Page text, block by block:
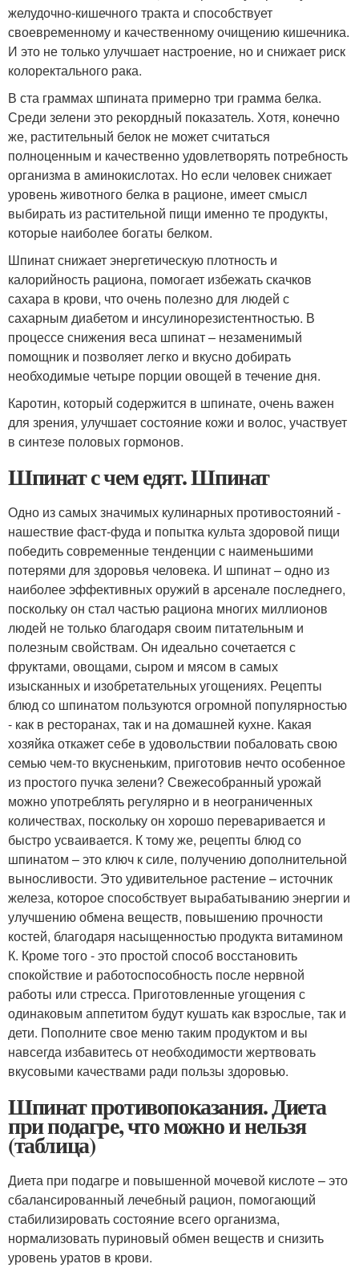
желудочно-кишечного тракта и способствует
своевременному и качественному очищению кишечника.
И это не только улучшает настроение, но и снижает риск
колоректального рака.
В ста граммах шпината примерно три грамма белка.
Среди зелени это рекордный показатель. Хотя, конечно
же, растительный белок не может считаться
полноценным и качественно удовлетворять потребность
организма в аминокислотах. Но если человек снижает
уровень животного белка в рационе, имеет смысл
выбирать из растительной пищи именно те продукты,
которые наиболее богаты белком.
Шпинат снижает энергетическую плотность и
калорийность рациона, помогает избежать скачков
сахара в крови, что очень полезно для людей с
сахарным диабетом и инсулинорезистентностью. В
процессе снижения веса шпинат – незаменимый
помощник и позволяет легко и вкусно добирать
необходимые четыре порции овощей в течение дня.
Каротин, который содержится в шпинате, очень важен
для зрения, улучшает состояние кожи и волос, участвует
в синтезе половых гормонов.
Шпинат с чем едят. Шпинат
Одно из самых значимых кулинарных противостояний -
нашествие фаст-фуда и попытка культа здоровой пищи
победить современные тенденции с наименьшими
потерями для здоровья человека. И шпинат – одно из
наиболее эффективных оружий в арсенале последнего,
поскольку он стал частью рациона многих миллионов
людей не только благодаря своим питательным и
полезным свойствам. Он идеально сочетается с
фруктами, овощами, сыром и мясом в самых
изысканных и изобретательных угощениях. Рецепты
блюд со шпинатом пользуются огромной популярностью
- как в ресторанах, так и на домашней кухне. Какая
хозяйка откажет себе в удовольствии побаловать свою
семью чем-то вкусненьким, приготовив нечто особенное
из простого пучка зелени? Свежесобранный урожай
можно употреблять регулярно и в неограниченных
количествах, поскольку он хорошо переваривается и
быстро усваивается. К тому же, рецепты блюд со
шпинатом – это ключ к силе, получению дополнительной
выносливости. Это удивительное растение – источник
железа, которое способствует вырабатыванию энергии и
улучшению обмена веществ, повышению прочности
костей, благодаря насыщенностью продукта витамином
К. Кроме того - это простой способ восстановить
спокойствие и работоспособность после нервной
работы или стресса. Приготовленные угощения с
одинаковым аппетитом будут кушать как взрослые, так и
дети. Пополните свое меню таким продуктом и вы
навсегда избавитесь от необходимости жертвовать
вкусовыми качествами ради пользы здоровью.
Шпинат противопоказания. Диета
при подагре, что можно и нельзя
(таблица)
Диета при подагре и повышенной мочевой кислоте – это
сбалансированный лечебный рацион, помогающий
стабилизировать состояние всего организма,
нормализовать пуриновый обмен веществ и снизить
уровень уратов в крови.